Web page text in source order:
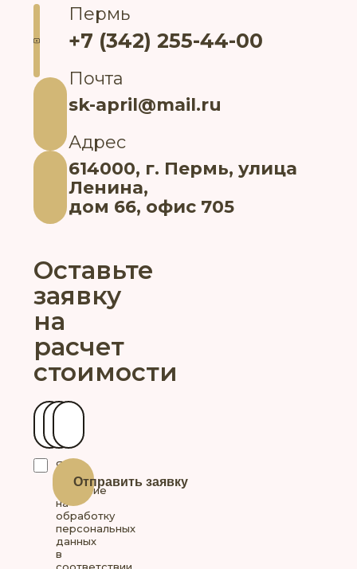
Оставьте
заявку
на
расчет
стоимости
Ваше имя
Контактный телефон
Ваш город
Я
даю
согласие
на
обработку
персональных
данных
в
Отправить заявку
Пермь
+7 (342) 255-44-00
Почта
sk-april@mail.ru
Адрес
614000, г. Пермь, улица
Ленина,
дом 66, офис 705